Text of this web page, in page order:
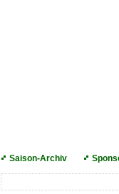
Saison-Archiv